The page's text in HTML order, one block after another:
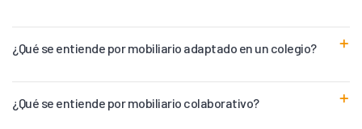
¿Qué se entiende por mobiliario adaptado en un colegio?
¿Qué se entiende por mobiliario colaborativo?